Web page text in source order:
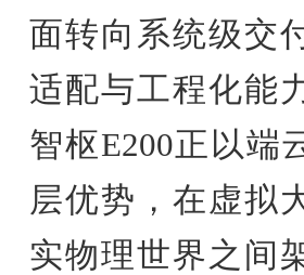
面转向系统级交
适配与工程化能
智枢E200正以端
层优势，在虚拟
实物理世界之间